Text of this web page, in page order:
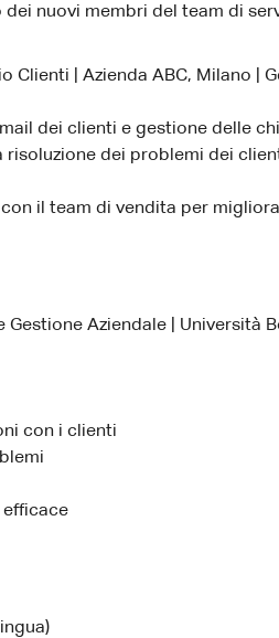
nuovi membri del team di
Clienti | Azienda ABC, Milano |
dei clienti e gestione delle
risoluzione dei problemi dei
il team di vendita per
Gestione Aziendale | Università
con i clienti
efficace